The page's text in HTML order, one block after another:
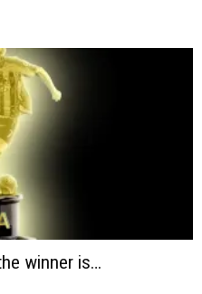
winner is…